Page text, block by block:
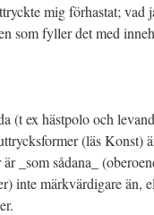
mig förhastat; vad
som fyller det med
(t ex hästpolo och
(läs Konst)
_som sådana_
inte märkvärdigare än,